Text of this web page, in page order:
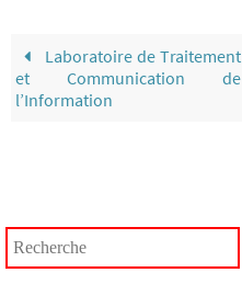
Laboratoire de Traitement
et Communication de
l’Information